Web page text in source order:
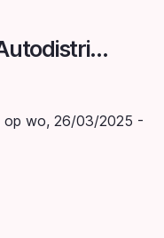
Sodiparts sluit aan bij Autodistribution (Groep Doyen)
op wo, 26/03/2025 -